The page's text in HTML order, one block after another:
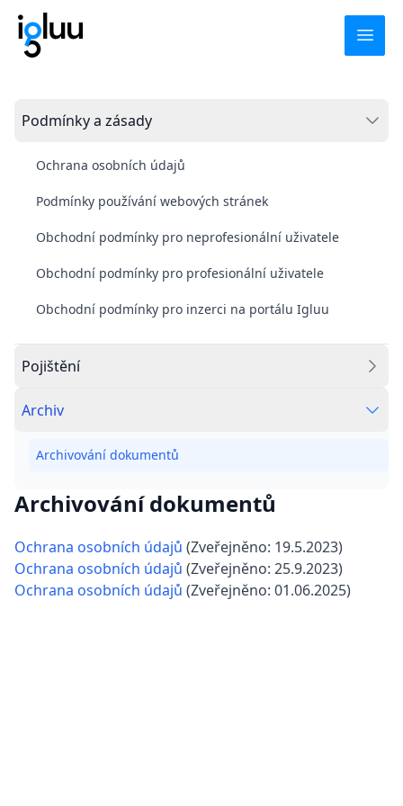
Pro klienty
Igluu Prodávám
Igluu Kupuji
Hypotéka
Igluu Fincheck
Pro profesionály
Po - Pá:
+ 420 734 543 728
E-mail
Přihlásit se
Podmínky a zásady
Ochrana osobních údajů
Podmínky používání webových stránek
Obchodní podmínky pro neprofesionální uživatele
Obchodní podmínky pro profesionální uživatele
Obchodní podmínky pro inzerci na portálu Igluu
Pojištění
Archiv
Archivování dokumentů
Archivování dokumentů
Ochrana osobních údajů (Zveřejněno: 19.5.2023)
Ochrana osobních údajů (Zveřejněno: 25.9.2023)
Ochrana osobních údajů (Zveřejněno: 01.06.2025)